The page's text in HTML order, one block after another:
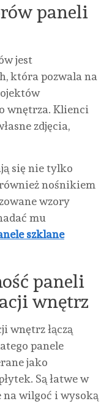
paneli
jest
która pozwala na
wnętrza. Klienci
zdjęcia,
się nie tylko
nośnikiem
wzory
mu
szklane
paneli
wnętrz
wnętrz łączą
panele
jako
Są łatwe w
wilgoć i wysoką